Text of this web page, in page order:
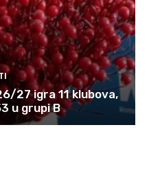
27 igra 11 klubova,
u grupi B